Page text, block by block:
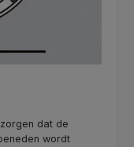
dat de
wordt